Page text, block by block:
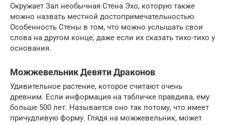
Окружает Зал необычная Стена Эхо, которую также
можно назвать местной достопримечательностью.
Особенность Стены в том, что можно услышать свои
слова на другом конце, даже если их сказать тихо-тихо у
основания.
Можжевельник Девяти Драконов
Удивительное растение, которое считают очень
древним. Если информация на табличке правдива, ему
больше 500 лет. Называется оно так потому, что имеет
причудливую форму. Глядя на можжевельник, может